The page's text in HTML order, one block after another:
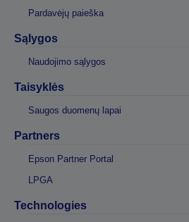
Pardavėjų paieška
Sąlygos
Naudojimo sąlygos
Taisyklės
Saugos duomenų lapai
Partners
Epson Partner Portal
LPGA
Technologies